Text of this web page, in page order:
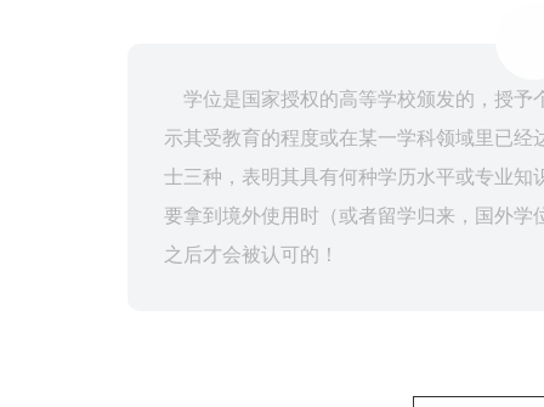
学位是国家授权的高等学校颁发的，授予
示其受教育的程度或在某一学科领域里已
士三种，表明其具有何种学历水平或专业
要拿到境外使用时（或者留学归来，国外
之后才会被认可的！